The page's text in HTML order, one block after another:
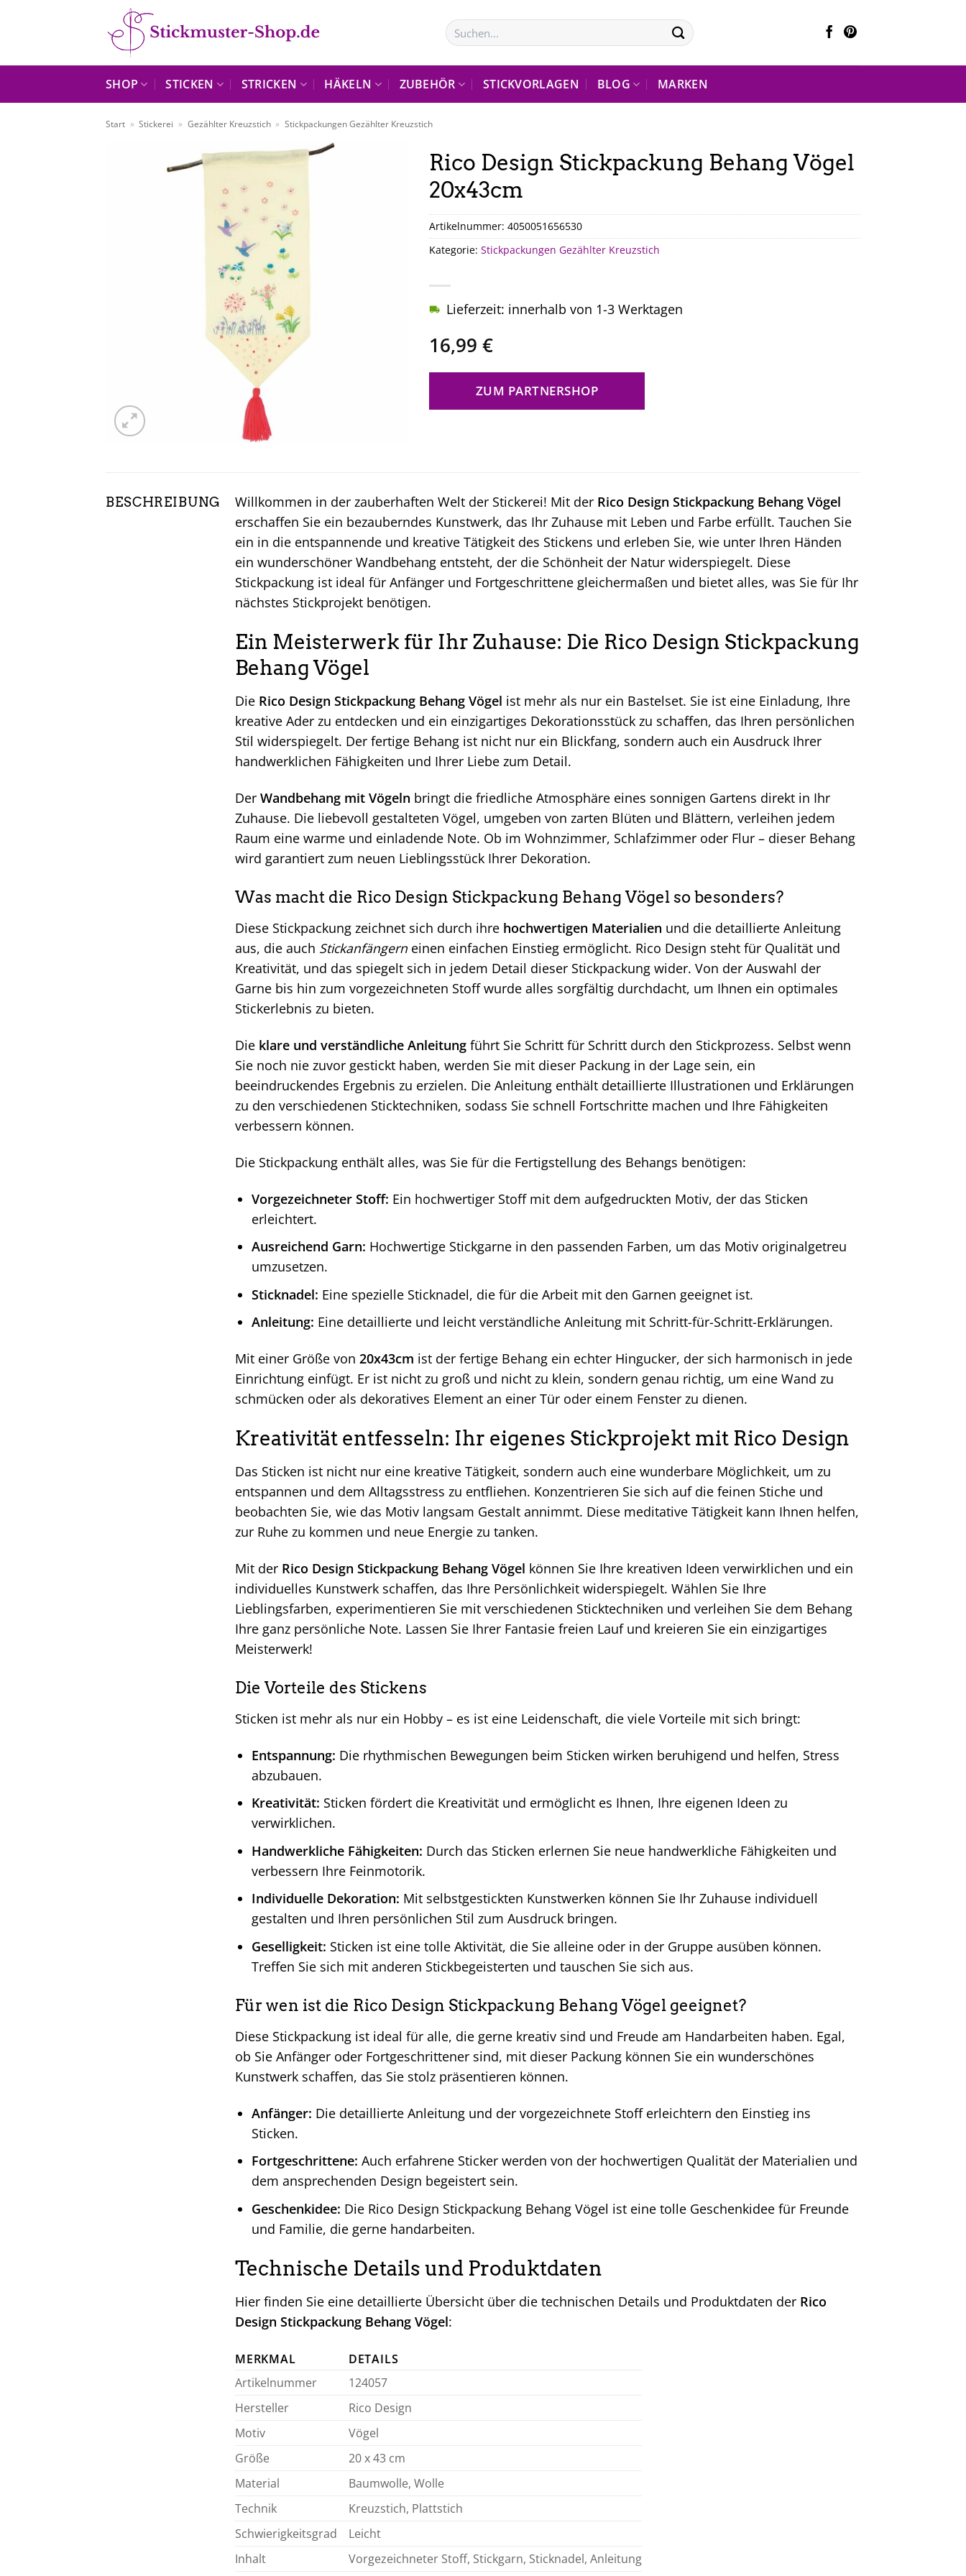
Suchen
nach:
SHOP STICKEN STRICKEN HÄKELN ZUBEHÖR STICKVORLAGEN BLOG MARKEN
Start » Stickerei » Gezählter Kreuzstich » Stickpackungen Gezählter Kreuzstich
Rico Design Stickpackung Behang Vögel
20x43cm
16,99 €
Lieferzeit: innerhalb von 1-3 Werktagen
ZUM PARTNERSHOP
Artikelnummer: 4050051656530
Kategorie: Stickpackungen Gezählter Kreuzstich
BESCHREIBUNG Willkommen in der zauberhaften Welt der Stickerei! Mit der Rico Design Stickpackung Behang Vögel
erschaffen Sie ein bezauberndes Kunstwerk, das Ihr Zuhause mit Leben und Farbe erfüllt. Tauchen Sie
ein in die entspannende und kreative Tätigkeit des Stickens und erleben Sie, wie unter Ihren Händen
ein wunderschöner Wandbehang entsteht, der die Schönheit der Natur widerspiegelt. Diese
Stickpackung ist ideal für Anfänger und Fortgeschrittene gleichermaßen und bietet alles, was Sie für Ihr
nächstes Stickprojekt benötigen.
Ein Meisterwerk für Ihr Zuhause: Die Rico Design Stickpackung
Behang Vögel
Die Rico Design Stickpackung Behang Vögel ist mehr als nur ein Bastelset. Sie ist eine Einladung, Ihre
kreative Ader zu entdecken und ein einzigartiges Dekorationsstück zu schaffen, das Ihren persönlichen
Stil widerspiegelt. Der fertige Behang ist nicht nur ein Blickfang, sondern auch ein Ausdruck Ihrer
handwerklichen Fähigkeiten und Ihrer Liebe zum Detail.
Der Wandbehang mit Vögeln bringt die friedliche Atmosphäre eines sonnigen Gartens direkt in Ihr
Zuhause. Die liebevoll gestalteten Vögel, umgeben von zarten Blüten und Blättern, verleihen jedem
Raum eine warme und einladende Note. Ob im Wohnzimmer, Schlafzimmer oder Flur – dieser Behang
wird garantiert zum neuen Lieblingsstück Ihrer Dekoration.
Was macht die Rico Design Stickpackung Behang Vögel so besonders?
Diese Stickpackung zeichnet sich durch ihre hochwertigen Materialien und die detaillierte Anleitung
aus, die auch Stickanfängern einen einfachen Einstieg ermöglicht. Rico Design steht für Qualität und
Kreativität, und das spiegelt sich in jedem Detail dieser Stickpackung wider. Von der Auswahl der
Garne bis hin zum vorgezeichneten Stoff wurde alles sorgfältig durchdacht, um Ihnen ein optimales
Stickerlebnis zu bieten.
Die klare und verständliche Anleitung führt Sie Schritt für Schritt durch den Stickprozess. Selbst wenn
Sie noch nie zuvor gestickt haben, werden Sie mit dieser Packung in der Lage sein, ein
beeindruckendes Ergebnis zu erzielen. Die Anleitung enthält detaillierte Illustrationen und Erklärungen
zu den verschiedenen Sticktechniken, sodass Sie schnell Fortschritte machen und Ihre Fähigkeiten
verbessern können.
Die Stickpackung enthält alles, was Sie für die Fertigstellung des Behangs benötigen:
Vorgezeichneter Stoff: Ein hochwertiger Stoff mit dem aufgedruckten Motiv, der das Sticken
erleichtert.
Ausreichend Garn: Hochwertige Stickgarne in den passenden Farben, um das Motiv originalgetreu
umzusetzen.
Sticknadel: Eine spezielle Sticknadel, die für die Arbeit mit den Garnen geeignet ist.
Anleitung: Eine detaillierte und leicht verständliche Anleitung mit Schritt-für-Schritt-Erklärungen.
Mit einer Größe von 20x43cm ist der fertige Behang ein echter Hingucker, der sich harmonisch in jede
Einrichtung einfügt. Er ist nicht zu groß und nicht zu klein, sondern genau richtig, um eine Wand zu
schmücken oder als dekoratives Element an einer Tür oder einem Fenster zu dienen.
Kreativität entfesseln: Ihr eigenes Stickprojekt mit Rico Design
Das Sticken ist nicht nur eine kreative Tätigkeit, sondern auch eine wunderbare Möglichkeit, um zu
entspannen und dem Alltagsstress zu entfliehen. Konzentrieren Sie sich auf die feinen Stiche und
beobachten Sie, wie das Motiv langsam Gestalt annimmt. Diese meditative Tätigkeit kann Ihnen helfen,
zur Ruhe zu kommen und neue Energie zu tanken.
Mit der Rico Design Stickpackung Behang Vögel können Sie Ihre kreativen Ideen verwirklichen und ein
individuelles Kunstwerk schaffen, das Ihre Persönlichkeit widerspiegelt. Wählen Sie Ihre
Lieblingsfarben, experimentieren Sie mit verschiedenen Sticktechniken und verleihen Sie dem Behang
Ihre ganz persönliche Note. Lassen Sie Ihrer Fantasie freien Lauf und kreieren Sie ein einzigartiges
Meisterwerk!
Die Vorteile des Stickens
Sticken ist mehr als nur ein Hobby – es ist eine Leidenschaft, die viele Vorteile mit sich bringt:
Entspannung: Die rhythmischen Bewegungen beim Sticken wirken beruhigend und helfen, Stress
abzubauen.
Kreativität: Sticken fördert die Kreativität und ermöglicht es Ihnen, Ihre eigenen Ideen zu
verwirklichen.
Handwerkliche Fähigkeiten: Durch das Sticken erlernen Sie neue handwerkliche Fähigkeiten und
verbessern Ihre Feinmotorik.
Individuelle Dekoration: Mit selbstgestickten Kunstwerken können Sie Ihr Zuhause individuell
gestalten und Ihren persönlichen Stil zum Ausdruck bringen.
Geselligkeit: Sticken ist eine tolle Aktivität, die Sie alleine oder in der Gruppe ausüben können.
Treffen Sie sich mit anderen Stickbegeisterten und tauschen Sie sich aus.
Für wen ist die Rico Design Stickpackung Behang Vögel geeignet?
Diese Stickpackung ist ideal für alle, die gerne kreativ sind und Freude am Handarbeiten haben. Egal,
ob Sie Anfänger oder Fortgeschrittener sind, mit dieser Packung können Sie ein wunderschönes
Kunstwerk schaffen, das Sie stolz präsentieren können.
Anfänger: Die detaillierte Anleitung und der vorgezeichnete Stoff erleichtern den Einstieg ins
Sticken.
Fortgeschrittene: Auch erfahrene Sticker werden von der hochwertigen Qualität der Materialien und
dem ansprechenden Design begeistert sein.
Geschenkidee: Die Rico Design Stickpackung Behang Vögel ist eine tolle Geschenkidee für Freunde
und Familie, die gerne handarbeiten.
Technische Details und Produktdaten
Hier finden Sie eine detaillierte Übersicht über die technischen Details und Produktdaten der Rico
Design Stickpackung Behang Vögel:
MERKMAL
DETAILS
Artikelnummer
124057
Hersteller
Rico Design
Motiv
Vögel
Größe
20 x 43 cm
Material
Baumwolle, Wolle
Technik
Kreuzstich, Plattstich
Schwierigkeitsgrad
Leicht
Inhalt
Vorgezeichneter Stoff, Stickgarn, Sticknadel, Anleitung